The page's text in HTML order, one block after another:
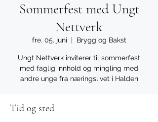
Sommerfest med Ungt
Nettverk
fre. 05. juni
  |
Brygg og Bakst
Ungt Nettverk inviterer til sommerfest
med faglig innhold og mingling med
andre unge fra næringslivet i Halden
Tid og sted